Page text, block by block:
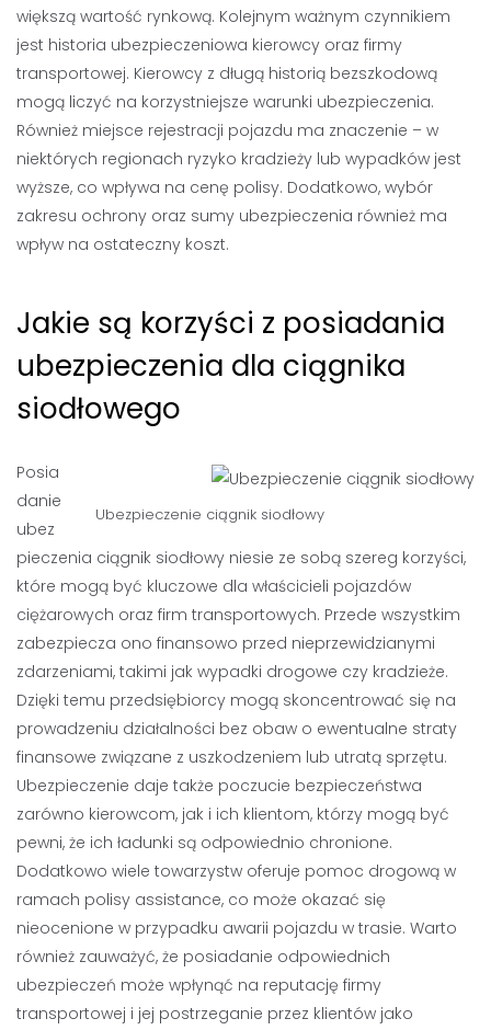
większą wartość rynkową. Kolejnym ważnym czynnikiem
jest historia ubezpieczeniowa kierowcy oraz firmy
transportowej. Kierowcy z długą historią bezszkodową
mogą liczyć na korzystniejsze warunki ubezpieczenia.
Również miejsce rejestracji pojazdu ma znaczenie – w
niektórych regionach ryzyko kradzieży lub wypadków jest
wyższe, co wpływa na cenę polisy. Dodatkowo, wybór
zakresu ochrony oraz sumy ubezpieczenia również ma
wpływ na ostateczny koszt.
Jakie są korzyści z posiadania
ubezpieczenia dla ciągnika
siodłowego
Ubezpieczenie ciągnik siodłowy
Posia
danie
ubez
pieczenia ciągnik siodłowy niesie ze sobą szereg korzyści,
które mogą być kluczowe dla właścicieli pojazdów
ciężarowych oraz firm transportowych. Przede wszystkim
zabezpiecza ono finansowo przed nieprzewidzianymi
zdarzeniami, takimi jak wypadki drogowe czy kradzieże.
Dzięki temu przedsiębiorcy mogą skoncentrować się na
prowadzeniu działalności bez obaw o ewentualne straty
finansowe związane z uszkodzeniem lub utratą sprzętu.
Ubezpieczenie daje także poczucie bezpieczeństwa
zarówno kierowcom, jak i ich klientom, którzy mogą być
pewni, że ich ładunki są odpowiednio chronione.
Dodatkowo wiele towarzystw oferuje pomoc drogową w
ramach polisy assistance, co może okazać się
nieocenione w przypadku awarii pojazdu w trasie. Warto
również zauważyć, że posiadanie odpowiednich
ubezpieczeń może wpłynąć na reputację firmy
transportowej i jej postrzeganie przez klientów jako